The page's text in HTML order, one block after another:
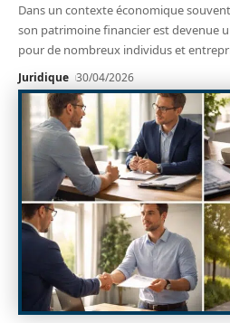
Dans un contexte économique
son patrimoine financier est devenue
pour de nombreux individus et
Juridique 30/04/2026